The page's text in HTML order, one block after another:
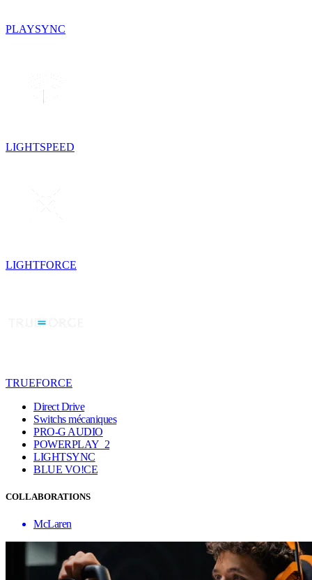
PLAYSYNC
LIGHTSPEED
LIGHTFORCE
TRUEFORCE
Direct Drive
Switchs mécaniques
PRO-G AUDIO
POWERPLAY 2
LIGHTSYNC
BLUE VO!CE
COLLABORATIONS
McLaren